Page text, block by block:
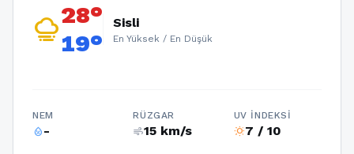
foggy28°
19°
Sisli
En Yüksek / En Düşük
NEM
humidity_percentage-
RÜZGAR
air15 km/s
UV İNDEKSI
wb_sunny7 / 10